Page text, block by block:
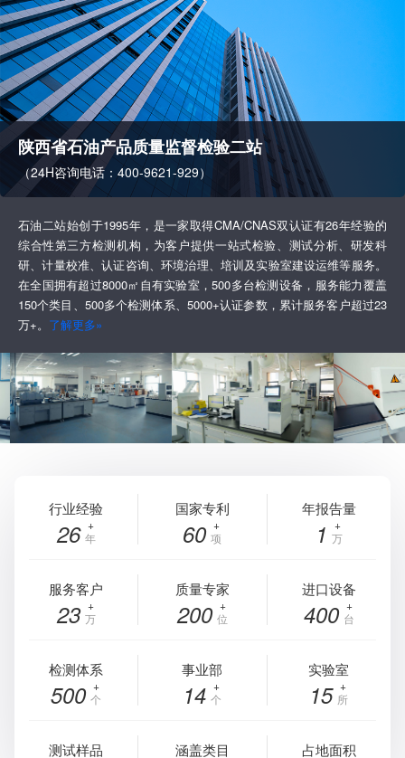
陕西省石油产品质量监督检验二站
（24H咨询电话：400-9621-929）
石油二站始创于1995年，是一家取得CMA/CNAS双认证有26年经验的
综合性第三方检测机构，为客户提供一站式检验、测试分析、研发科
研、计量校准、认证咨询、环境治理、培训及实验室建设运维等服务。
在全国拥有超过8000㎡自有实验室，500多台检测设备，服务能力覆盖
150个类目、500多个检测体系、5000+认证参数，累计服务客户超过23
万+。 了解更多»
行业经验
26 年
国家专利
60 项
年报告量
1 万
服务客户
23 万
质量专家
200 位
进口设备
400 台
检测体系
500 个
事业部
14 个
实验室
15 所
测试样品 涵盖类目 占地面积